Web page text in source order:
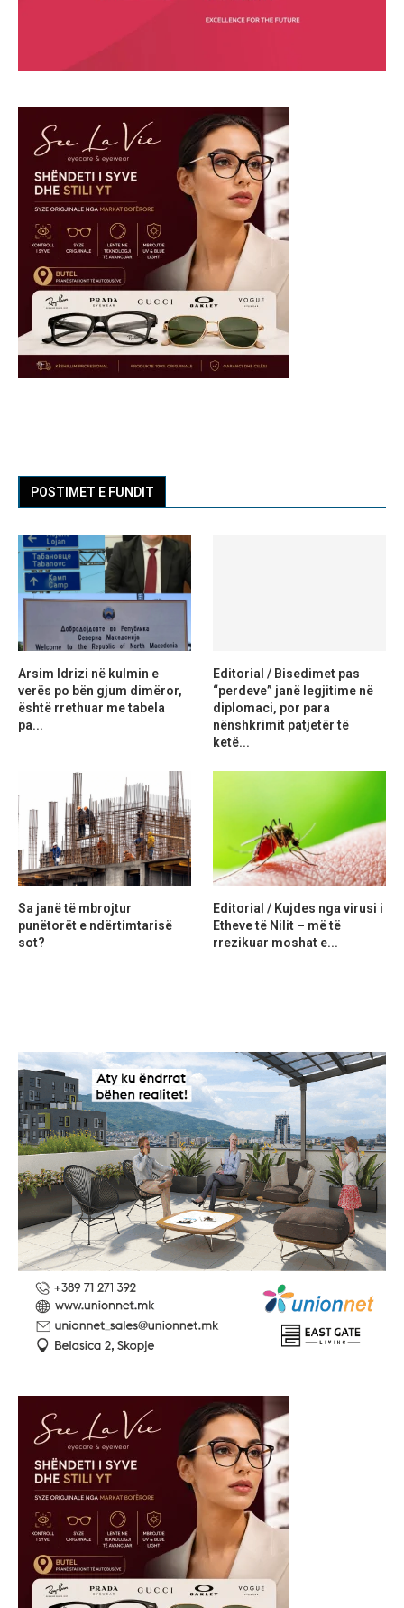
POSTIMET E FUNDIT
Arsim Idrizi në kulmin e
verës po bën gjum dimëror,
është rrethuar me tabela
pa...
Editorial / Bisedimet pas
“perdeve” janë legjitime në
diplomaci, por para
nënshkrimit patjetër të
ketë...
Sa janë të mbrojtur
punëtorët e ndërtimtarisë
sot?
Editorial / Kujdes nga virusi i
Etheve të Nilit – më të
rrezikuar moshat e...